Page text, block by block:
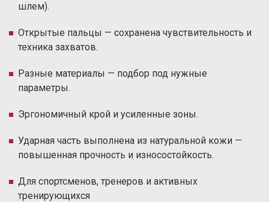
шлем).
Открытые пальцы — сохранена чувствительность и
техника захватов.
Разные материалы — подбор под нужные
параметры.
Эргономичный крой и усиленные зоны.
Ударная часть выполнена из натуральной кожи —
повышенная прочность и износостойкость.
Для спортсменов, тренеров и активных
тренирующихся